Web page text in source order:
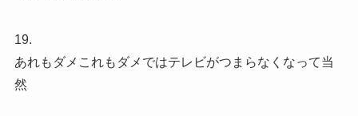
19.
あれもダメこれもダメではテレビがつまらなくなって当
然